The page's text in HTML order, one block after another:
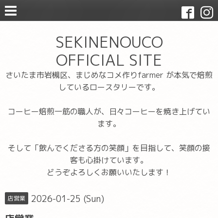
SEKINENOUCO
OFFICIAL SITE
さいたま市岩槻区、まじめなコメ作りfarmer が本気で焙煎
しているロースタリーです。
コーヒー焙煎一筋の職人が、日々コーヒーを焼き上げてい
ます。
そして「飲んでくださる方の笑顔」を目指して、笑顔の接
客も心掛けています。
どうぞよろしくお願いいたします！
店営業 2026-01-25 (Sun)